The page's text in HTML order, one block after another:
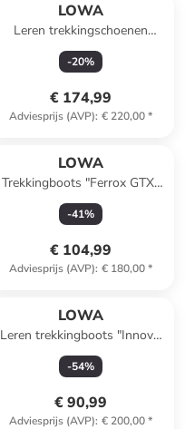
LOWA
Leren trekkingschoenen
"Renegade GTX Mid" zwart
-20%
€ 174,99
Adviesprijs (AVP): € 220,00*
LOWA
Trekkingboots "Ferrox GTX"
blauw
-41%
€ 104,99
Adviesprijs (AVP): € 180,00*
LOWA
Leren trekkingboots "Innovo
GTX" grijs
-54%
€ 90,99
Adviesprijs (AVP): € 200,00*